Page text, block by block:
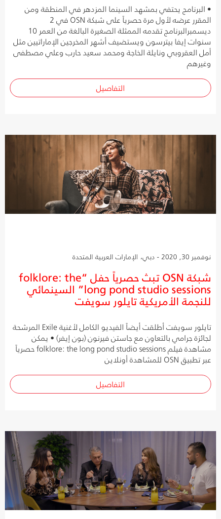
• البرنامج يحتفي بمشهد السينما المزدهر في المنطقة ومن
المقرر عرضه لأول مرة حصرياً على شبكة OSN في 2
ديسمبرالبرنامج تقدمه الممثلة الصغيرة البالغة من العمر 10
سنوات إيفا بيترسون ويستضيف أشهر المخرجين الإماراتيين مثل
أمل العقروبي ونايلة الخاجة ومحمد سعيد حارب وعلي مصطفى
وغيرهم
التفاصيل
نوفمبر 30, 2020 - دبي، الإمارات العربية المتحدة
شبكة OSN تبث حصرياً حفل “folklore: the
long pond studio sessions” السينمائي
للنجمة الأمريكية تايلور سويفت
تايلور سويفت أطلقت أيضاً الفيديو الكامل لأغنية Exile المرشحة
لجائزة جرامي بالتعاون مع جاستن فيرنون (بون إيفر) • يمكن
مشاهدة فيلم folklore: the long pond studio sessions حصرياً
عبر تطبيق OSN للمشاهدة أونلاين
التفاصيل